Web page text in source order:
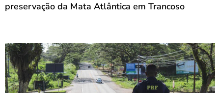
preservação da Mata Atlântica em Trancoso